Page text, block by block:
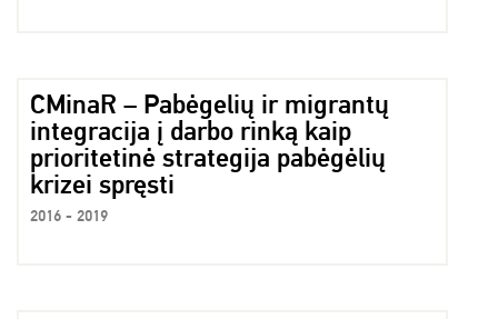
CMinaR – Pabėgelių ir migrantų
integracija į darbo rinką kaip
prioritetinė strategija pabėgėlių
krizei spręsti
2016 - 2019